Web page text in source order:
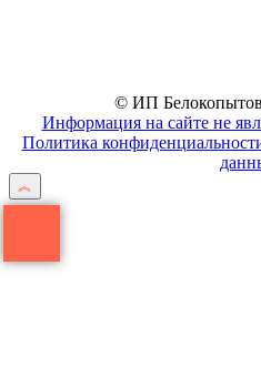
© ИП
Информация на сайте не
Политика